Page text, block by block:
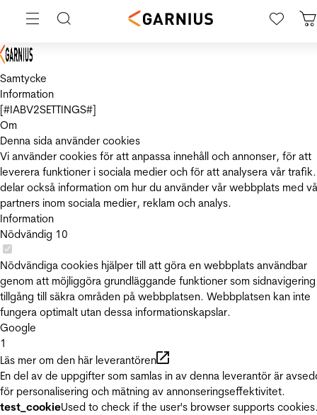
Samtycke
Information
[#IABV2SETTINGS#]
Om
Denna sida använder cookies
Vi använder cookies för att anpassa innehåll och annonser, för att
leverera funktioner i sociala medier och för att analysera vår
delar också information om hur du använder vår webbplats med
partners inom sociala medier, reklam och analys.
Information
Nödvändig 10
Nödvändiga cookies hjälper till att göra en webbplats användbar
genom att möjliggöra grundläggande funktioner som
tillgång till säkra områden på webbplatsen. Webbplatsen kan inte
fungera optimalt utan dessa informationskapslar.
Google
1
Läs mer om den här leverantören
En del av de uppgifter som samlas in av denna leverantör är
för personalisering och mätning av annonseringseffektivitet.
test_cookieUsed to check if the user's browser supports